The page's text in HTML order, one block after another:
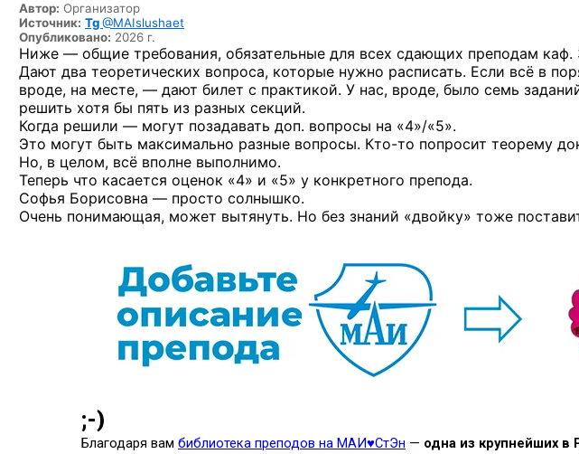
Автор: Организатор
Источник: Tg@MAIslushaet
Опубликовано: 2026 г.
Ниже — общие требования, обязательные для всех сдающих преподам каф.
Дают два теоретических вопроса, которые нужно расписать. Если всё в
вроде, на месте, — дают билет с практикой. У нас, вроде, было семь
решить хотя бы пять из разных секций.
Когда решили — могут позадавать доп. вопросы на «4»/«5».
Это могут быть максимально разные вопросы. Кто-то попросит теорему
Но, в целом, всё вполне выполнимо.
Теперь что касается оценок «4» и «5» у конкретного препода.
Софья Борисовна — просто солнышко.
Очень понимающая, может вытянуть. Но без знаний «двойку» тоже